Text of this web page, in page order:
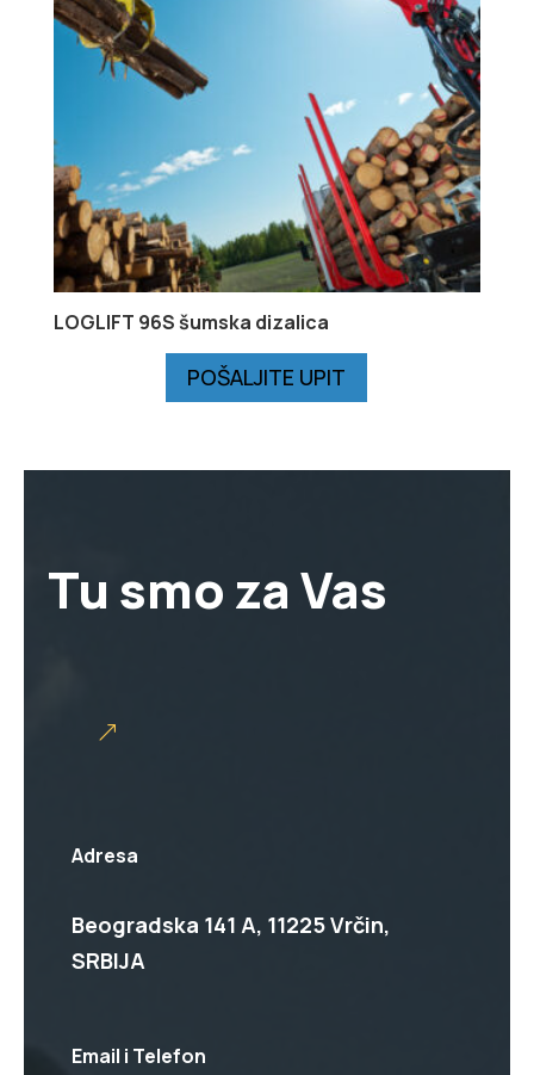
LOGLIFT 96S šumska dizalica
POŠALJITE UPIT
Tu smo za Vas
Adresa
Beogradska 141 A, 11225 Vrčin,
SRBIJA
Email i Telefon